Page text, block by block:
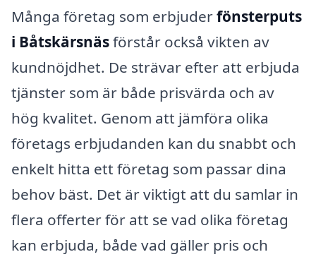
Många företag som erbjuderfönsterputs
i Båtskärsnäsförstår också vikten av
kundnöjdhet. De strävar efter att erbjuda
tjänster som är både prisvärda och av
hög kvalitet. Genom att jämföra olika
företags erbjudanden kan du snabbt och
enkelt hitta ett företag som passar dina
behov bäst. Det är viktigt att du samlar in
flera offerter för att se vad olika företag
kan erbjuda, både vad gäller pris och